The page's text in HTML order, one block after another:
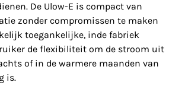
De Ulow-E is compact van
zonder compromissen te maken
toegankelijke, inde fabriek
de flexibiliteit om de stroom uit
of in de warmere maanden van
is.